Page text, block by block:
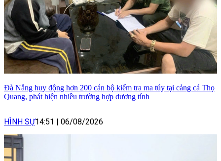
Đà Nẵng huy động hơn 200 cán bộ kiểm tra ma túy tại cảng cá Thọ
Quang, phát hiện nhiều trường hợp dương tính
HÌNH SỰ14:51 | 06/08/2026